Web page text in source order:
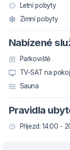
Letní pobyty
Zimní pobyty
Nabízené
Parkoviště
TV-SAT na
Sauna
Pravidla
Příjezd: 14:00 -